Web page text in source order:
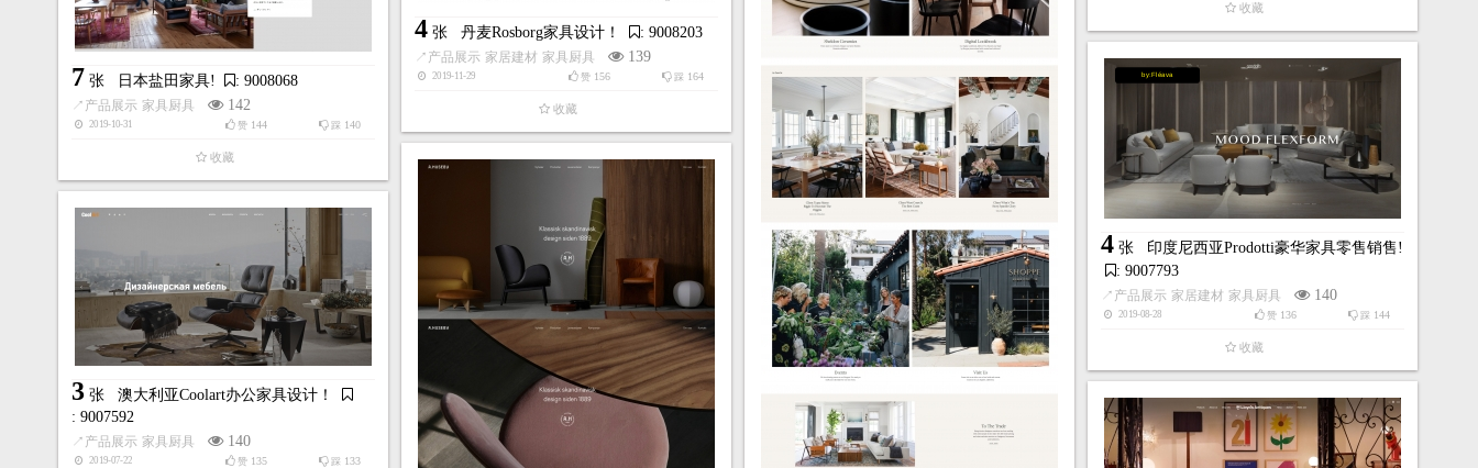
4 张 丹麦Rosborg家具设计！ : 9008203
↗ 产品展示 家居建材 家具厨具 139
2019-11-29 踩 164
赞 156
收藏
7 张 日本盐田家具! : 9008068
↗ 产品展示 家具厨具 142
2019-10-31 踩 140
赞 144
收藏
收藏
by:Fléava
4 张 印度尼西亚Prodotti豪华家具零售销售!
: 9007793
↗ 产品展示 家居建材 家具厨具 140
2019-08-28 踩 144
赞 136
收藏
3 张 澳大利亚Coolart办公家具设计！
: 9007592
↗ 产品展示 家具厨具 140
2019-07-22 踩 133
赞 135